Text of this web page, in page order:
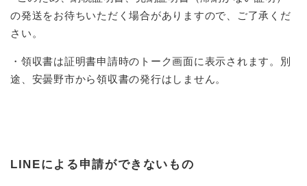
の発送をお待ちいただく場合がありますので、ご了承くだ
さい。
・領収書は証明書申請時のトーク画面に表示されます。別
途、安曇野市から領収書の発行はしません。
LINEによる申請ができないもの